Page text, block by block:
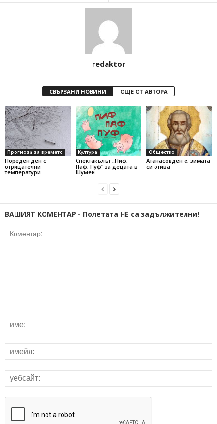
redaktor
СВЪРЗАНИ НОВИНИ ОЩЕ ОТ АВТОРА
Прогноза за времето
Пореден ден с
отрицателни
температури
Култура
Спектакълът „Пиф,
Паф, Пуф“ за децата в
Шумен
Общество
Атанасовден е, зимата
си отива
ВАШИЯТ КОМЕНТАР - Полетата НЕ са задължителни!